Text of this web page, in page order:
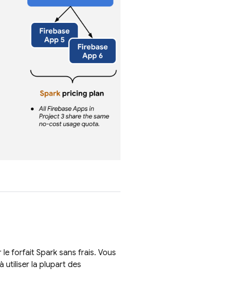
forfait Spark sans frais. Vous
utiliser la plupart des